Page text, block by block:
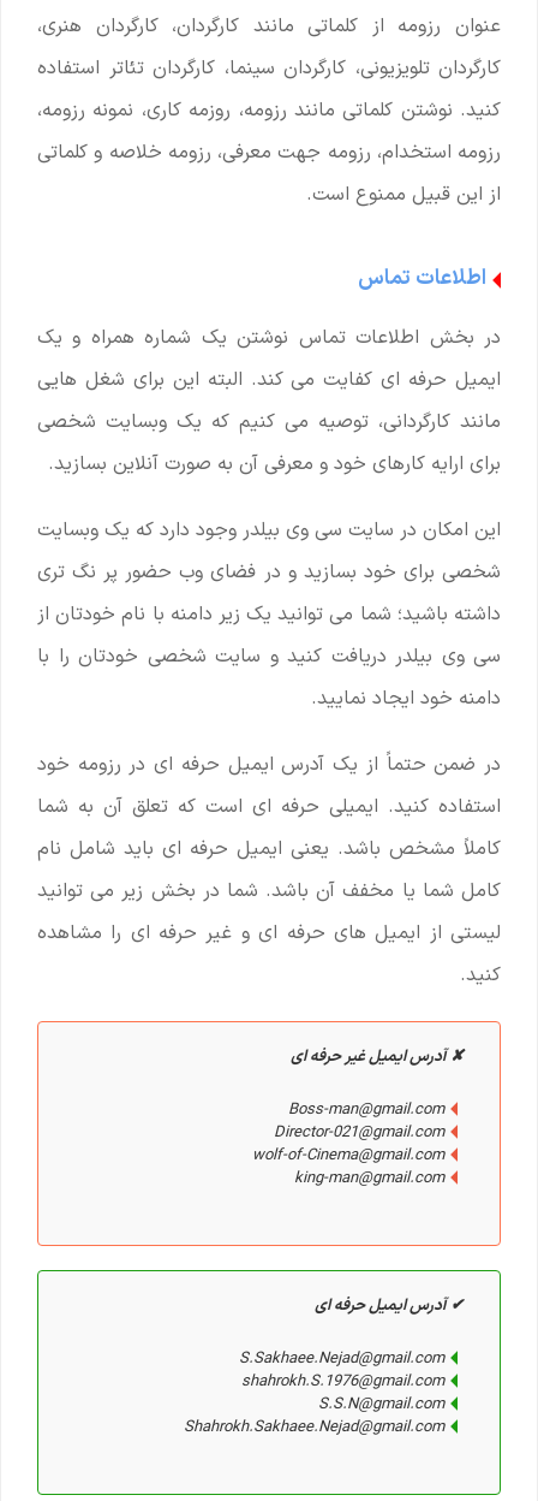
عنوان رزومه از کلماتی مانند کارگردان، کارگردان هنری،
کارگردان تلویزیونی، کارگردان سینما، کارگردان تئاتر استفاده
کنید. نوشتن کلماتی مانند رزومه، روزمه کاری، نمونه رزومه،
رزومه استخدام، رزومه جهت معرفی، رزومه خلاصه و کلماتی
از این قبیل ممنوع است.
اطلاعات تماس
در بخش اطلاعات تماس نوشتن یک شماره همراه و یک
ایمیل حرفه ای کفایت می کند. البته این برای شغل هایی
مانند کارگردانی، توصیه می کنیم که یک وبسایت شخصی
برای ارایه کارهای خود و معرفی آن به صورت آنلاین بسازید.
این امکان در سایت سی وی بیلدر وجود دارد که یک وبسایت
شخصی برای خود بسازید و در فضای وب حضور پر نگ تری
داشته باشید؛ شما می توانید یک زیر دامنه با نام خودتان از
سی وی بیلدر دریافت کنید و سایت شخصی خودتان را با
دامنه خود ایجاد نمایید.
در ضمن حتماً از یک آدرس ایمیل حرفه ای در رزومه خود
استفاده کنید. ایمیلی حرفه ای است که تعلق آن به شما
کاملاً مشخص باشد. یعنی ایمیل حرفه ای باید شامل نام
کامل شما یا مخفف آن باشد. شما در بخش زیر می توانید
لیستی از ایمیل های حرفه ای و غیر حرفه ای را مشاهده
کنید.
✘ آدرس ایمیل غیر حرفه ای
Boss-man@gmail.com
Director-021@gmail.com
wolf-of-Cinema@gmail.com
king-man@gmail.com
✔ آدرس ایمیل حرفه ای
S.Sakhaee.Nejad@gmail.com
shahrokh.S.1976@gmail.com
S.S.N@gmail.com
Shahrokh.Sakhaee.Nejad@gmail.com